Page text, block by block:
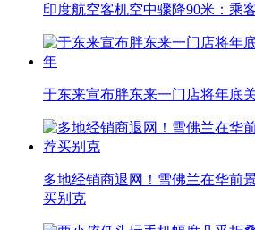
印度航空客机空中骤降90米：乘
于东来宣布胖东来一门店将年底
多地经销商退网！雪佛兰在华前
买别克